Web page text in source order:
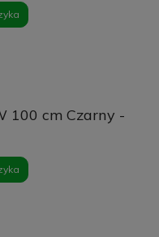
100 cm Czarny -